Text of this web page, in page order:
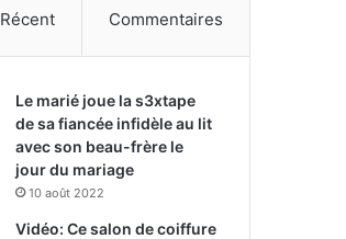
Récent Commentaires
Le marié joue la s3xtape
de sa fiancée infidèle au lit
avec son beau-frère le
jour du mariage
10 août 2022
Vidéo: Ce salon de coiffure